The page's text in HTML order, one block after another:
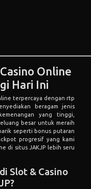
Online
Hari Ini
terpercaya dengan rtp
beragam jenis
yang tinggi,
besar untuk meraih
seperti bonus putaran
progresif yang kami
di situs JAKJP lebih seru
Slot & Casino